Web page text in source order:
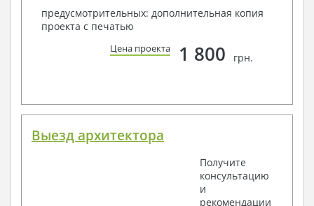
предусмотрительных: дополнительная копия
проекта с печатью
Цена проекта 1 800 грн.
Выезд архитектора
Получите
консультацию
и
рекомендации